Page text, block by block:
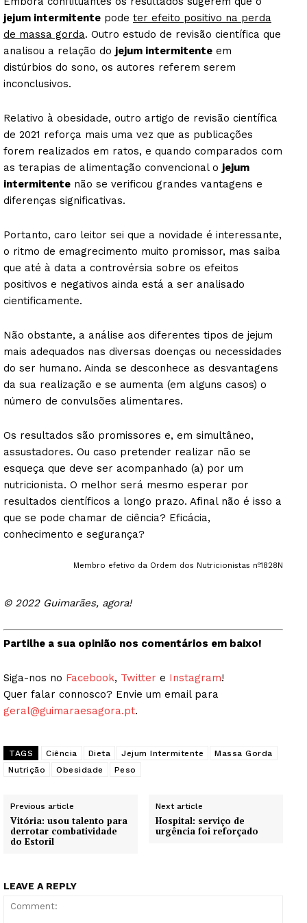
jejum intermitente pode ter efeito positivo na perda
de massa gorda. Outro estudo de revisão científica que
analisou a relação do jejum intermitente em
distúrbios do sono, os autores referem serem
inconclusivos.
Relativo à obesidade, outro artigo de revisão científica
de 2021 reforça mais uma vez que as publicações
forem realizados em ratos, e quando comparados com
as terapias de alimentação convencional o jejum
intermitente não se verificou grandes vantagens e
diferenças significativas.
Portanto, caro leitor sei que a novidade é interessante,
o ritmo de emagrecimento muito promissor, mas saiba
que até à data a controvérsia sobre os efeitos
positivos e negativos ainda está a ser analisado
cientificamente.
Não obstante, a análise aos diferentes tipos de jejum
mais adequados nas diversas doenças ou necessidades
do ser humano. Ainda se desconhece as desvantagens
da sua realização e se aumenta (em alguns casos) o
número de convulsões alimentares.
Os resultados são promissores e, em simultâneo,
assustadores. Ou caso pretender realizar não se
esqueça que deve ser acompanhado (a) por um
nutricionista. O melhor será mesmo esperar por
resultados científicos a longo prazo. Afinal não é isso a
que se pode chamar de ciência? Eficácia,
conhecimento e segurança?
Membro efetivo da Ordem dos Nutricionistas nº1828N
© 2022 Guimarães, agora!
Partilhe a sua opinião nos comentários em baixo!
Siga-nos no Facebook, Twitter e Instagram!
Quer falar connosco? Envie um email para
geral@guimaraesagora.pt.
TAGS Ciência Dieta Jejum Intermitente
Massa Gorda
Nutrição
Obesidade Peso
Previous article
Vitória: usou talento para
derrotar combatividade
do Estoril
Next article
Hospital: serviço de
urgência foi reforçado
LEAVE A REPLY